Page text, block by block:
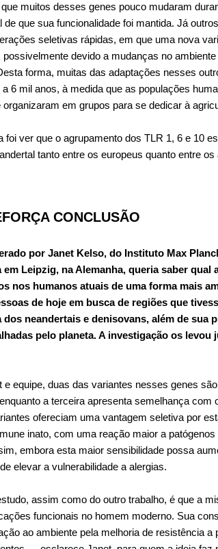
muitos desses genes pouco mudaram
que sua funcionalidade foi mantida. Já
seletivas rápidas, em que uma nova
devido a mudanças no
forma, muitas das adaptações nesses
6 mil anos, à medida que as populações
em grupos para se dedicar à
ver que o agrupamento dos TLR 1, 6 e 10
tanto entre os europeus quanto entre
CONCLUSÃO
por Janet Kelso, do Instituto Max
Leipzig, na Alemanha, queria saber qual
nos humanos atuais de uma forma mais
de hoje em busca de regiões que
neandertais e denisovans, além de sua
pelo planeta. A investigação os levou
e equipe, duas das variantes nesses genes
a terceira apresenta semelhança com
ofereciam uma vantagem seletiva por
inato, com uma reação maior a patógenos
embora esta maior sensibilidade possa
elevar a vulnerabilidade a alergias.
assim como do outro trabalho, é que a
funcionais no homem moderno. Sua
ao ambiente pela melhoria de resistência a